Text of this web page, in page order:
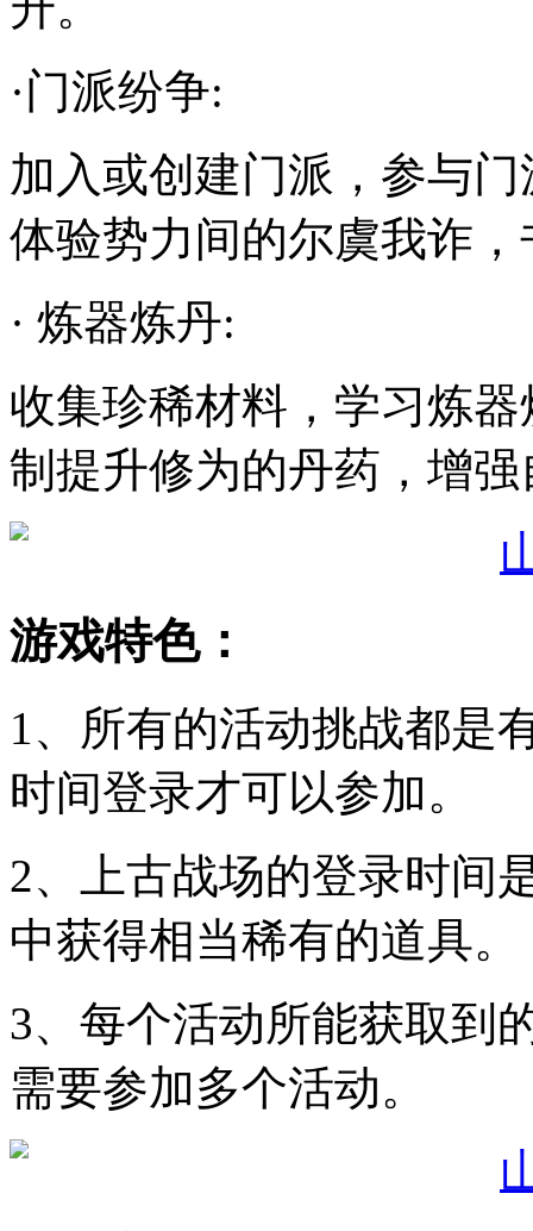
·门派纷争:
加入或创建门派，参与
体验势力间的尔虞我诈
· 炼器炼丹:
收集珍稀材料，学习炼
制提升修为的丹药，增
游戏特色：
1、所有的活动挑战都是
时间登录才可以参加。
2、上古战场的登录时间
中获得相当稀有的道具。
3、每个活动所能获取到
需要参加多个活动。